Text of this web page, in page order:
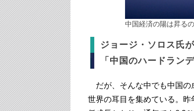
中国経済の陽は昇る
ジョージ・ソロス氏
「中国のハードラン
だが、そんな中でも中国の
世界の耳目を集めている。